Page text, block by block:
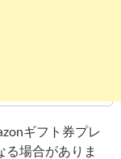
ギフト券プレ
る場合がありま